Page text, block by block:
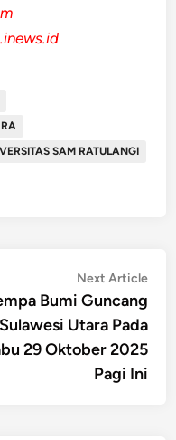
SAM RATULANGI
Next Article
Bumi Guncang
Sulawesi Utara Pada
29 Oktober 2025
Pagi Ini